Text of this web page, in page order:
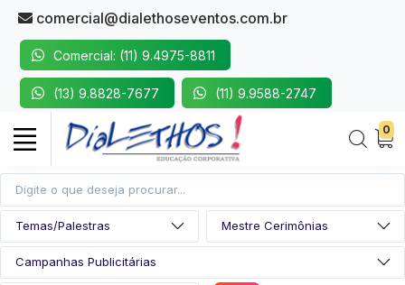
comercial@dialethoseventos.com.br
Comercial: (11) 9.4975-8811
(13) 9.8828-7677 (11) 9.9588-2747
0